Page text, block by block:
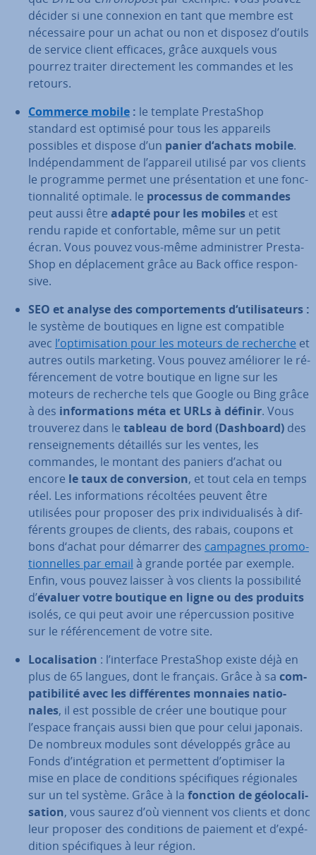
décider si une connexion en tant que membre est
né­ces­saire pour un achat ou non et disposez d’outils
de service client efficaces, grâce auxquels vous
pourrez traiter di­rec­te­ment les commandes et les
retours.
Commerce mobile : le template Pres­ta­Shop
standard est optimisé pour tous les appareils
possibles et dispose d’un panier d‘achats mobile.
In­dé­pen­dam­ment de l’appareil utilisé par vos clients
le programme permet une pré­sen­ta­tion et une fonc­
tion­na­lité optimale. le processus de commandes
peut aussi être adapté pour les mobiles et est
rendu rapide et con­for­table, même sur un petit
écran. Vous pouvez vous-même ad­mi­nis­trer Pres­ta­
Shop en dé­pla­ce­ment grâce au Back office res­pon­
sive.
SEO et analyse des com­por­te­ments d‘uti­li­sa­teurs :
le système de boutiques en ligne est com­pa­tible
avec l’op­ti­mi­sa­tion pour les moteurs de recherche et
autres outils marketing. Vous pouvez améliorer le ré­
fé­ren­ce­ment de votre boutique en ligne sur les
moteurs de recherche tels que Google ou Bing grâce
à des in­for­ma­tions méta et URLs à définir. Vous
trouverez dans le tableau de bord (Dashboard) des
ren­seig­ne­ments détaillés sur les ventes, les
commandes, le montant des paniers d’achat ou
encore le taux de con­ver­sion, et tout cela en temps
réel. Les in­for­ma­tions récoltées peuvent être
utilisées pour proposer des prix in­di­vi­dua­li­sés à dif­
fé­rents groupes de clients, des rabais, coupons et
bons d‘achat pour démarrer des campagnes pro­mo­
tion­nelles par email à grande portée par exemple.
Enfin, vous pouvez laisser à vos clients la pos­si­bi­lité
d’évaluer votre boutique en ligne ou des produits
isolés, ce qui peut avoir une ré­per­cus­sion positive
sur le ré­fé­ren­ce­ment de votre site.
Lo­ca­li­sa­tion : l’interface Pres­ta­Shop existe déjà en
plus de 65 langues, dont le français. Grâce à sa com­
pa­ti­bi­lité avec les dif­fé­rentes monnaies na­tio­
nales, il est possible de créer une boutique pour
l’espace français aussi bien que pour celui japonais.
De nombreux modules sont dé­ve­lop­pés grâce au
Fonds d’in­té­gra­tion et per­met­tent d’optimiser la
mise en place de con­di­tions spé­ci­fiques ré­gio­nales
sur un tel système. Grâce à la fonction de géo­lo­ca­li­
sa­tion, vous saurez d’où viennent vos clients et donc
leur proposer des con­di­tions de paiement et d’ex­pé­
di­tion spé­ci­fiques à leur région.